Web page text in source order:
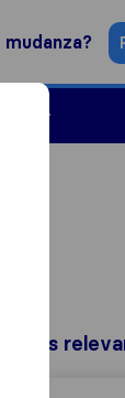
mudanza?